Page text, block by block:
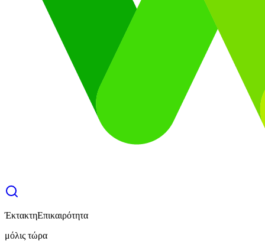
ΈκτακτηΕπικαιρότητα
μόλις τώρα